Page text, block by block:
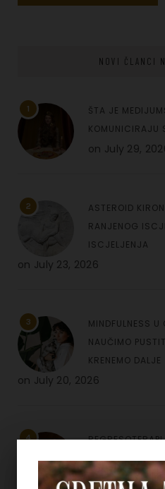
NOVI ČLANCI
1
ŠTA JE
KOMUNICIRAJU
on July 29,
2
ASTEROID
RANJENOG
ISCJELJENJA
on July 23, 2026
3
MINDFULNESS
NAUČIMO
KRENEMO DALJE
on July 20, 2026
4
ŽIVOTA MOGU